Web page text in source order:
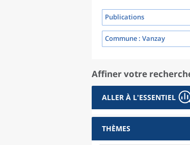
Publications
Commune : Vanzay
Affiner votre
ALLER À L'ESSENTIEL
THÈMES